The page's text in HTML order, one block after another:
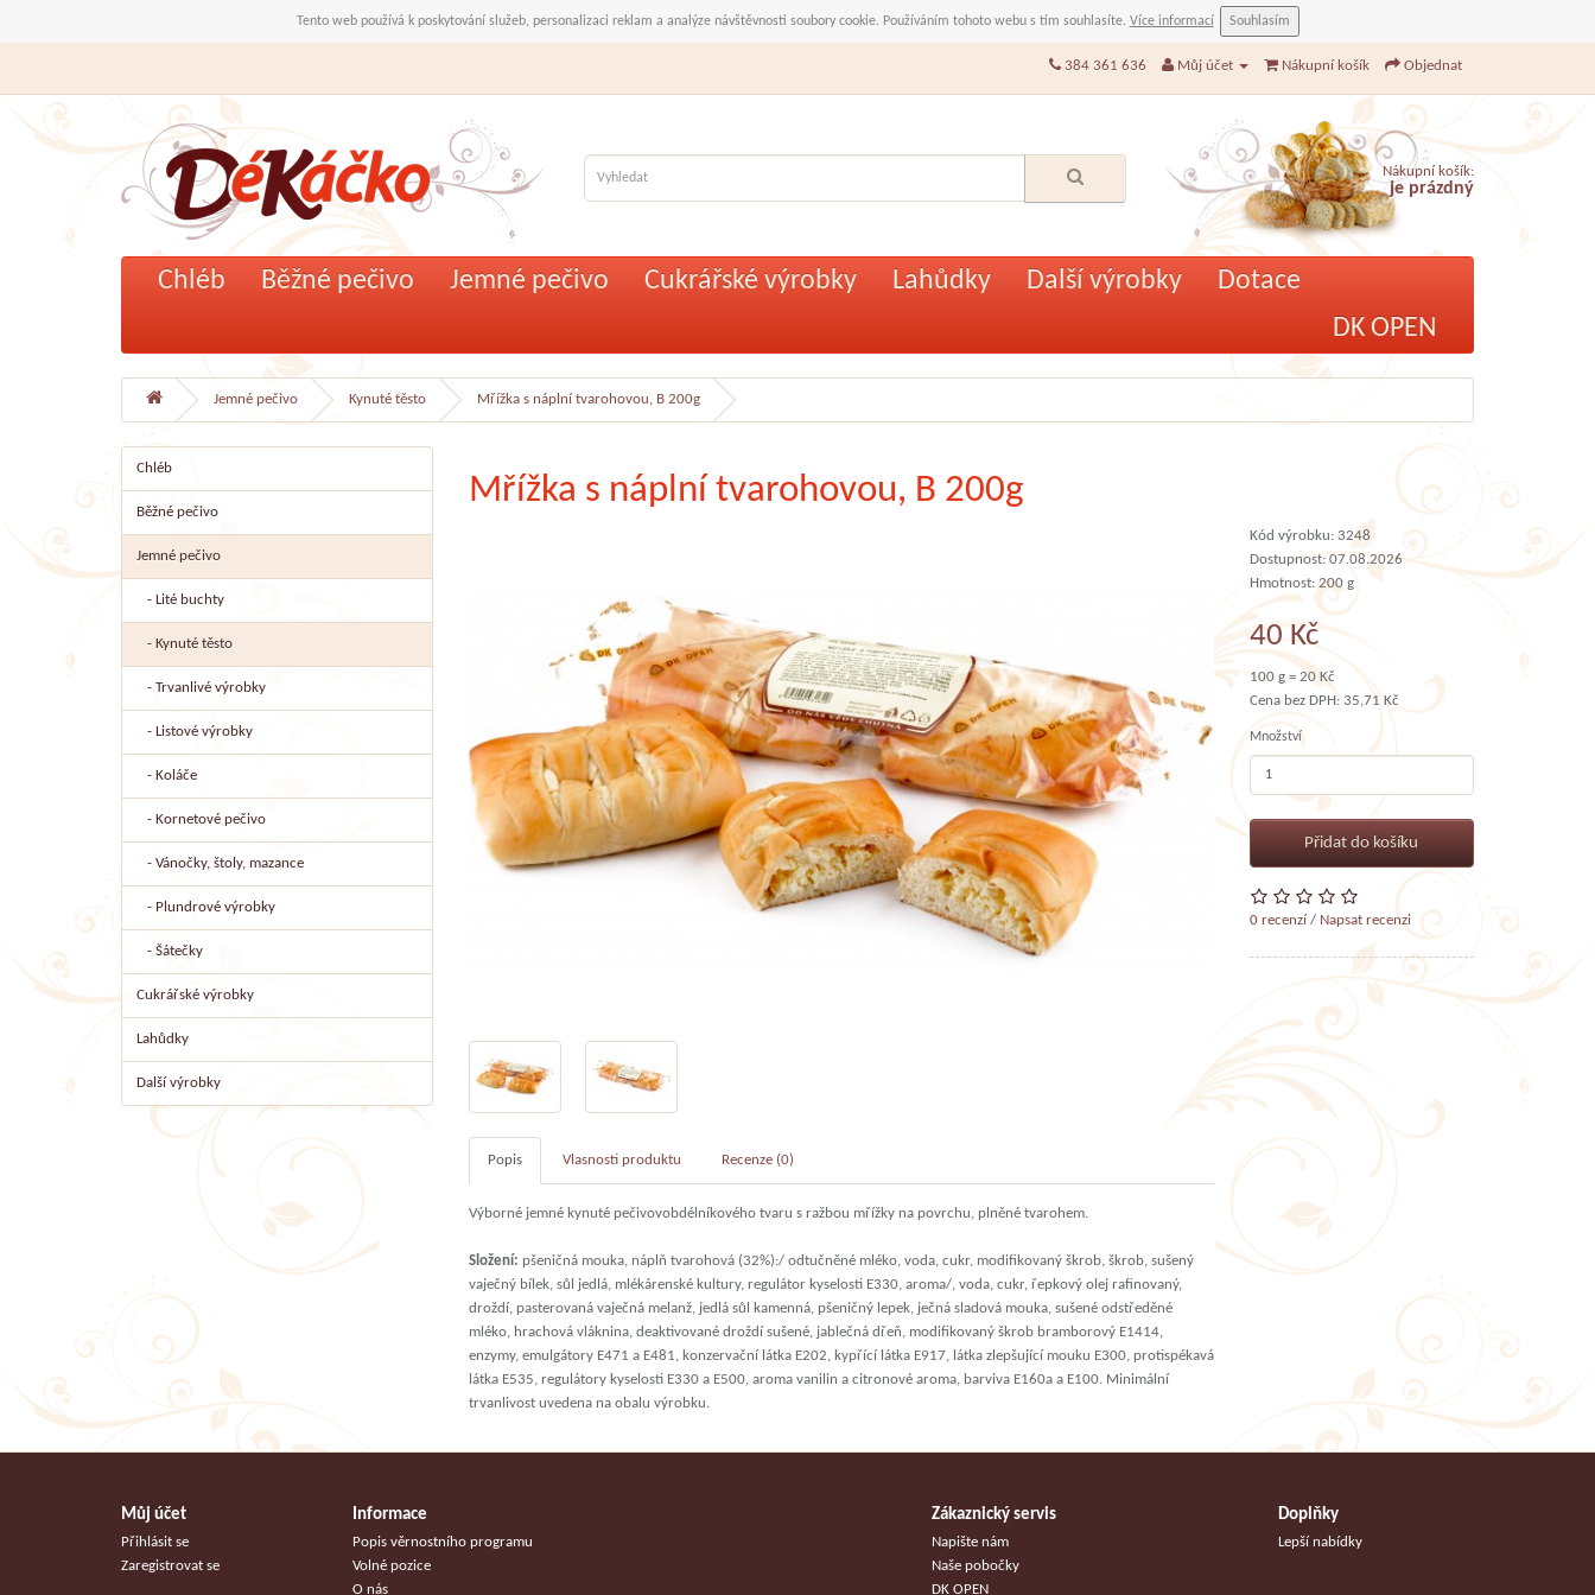
Tento web používá k poskytování služeb, personalizaci reklam a analýze návštěvnosti soubory cookie. Používáním tohoto webu s tím souhlasíte. Více informací Souhlasím
384 361 636 Můj účet Nákupní košík Objednat
Nákupní košík:
je prázdný
Chléb Běžné pečivo Jemné pečivo Cukrářské výrobky Lahůdky Další výrobky
Dotace
DK OPEN
Jemné pečivo Kynuté těsto Mřížka s náplní tvarohovou, B 200g
Chléb
Běžné pečivo
Jemné pečivo
- Lité buchty
- Kynuté těsto
- Trvanlivé výrobky
- Listové výrobky
- Koláče
- Kornetové pečivo
- Vánočky, štoly, mazance
- Plundrové výrobky
- Šátečky
Cukrářské výrobky
Lahůdky
Další výrobky
Mřížka s náplní tvarohovou, B 200g
Popis Vlasnosti produktu Recenze (0)
Výborné jemné kynuté pečivovobdélníkového tvaru s ražbou mřížky na povrchu, plněné tvarohem.
Složení: pšeničná mouka, náplň tvarohová (32%):/ odtučněné mléko, voda, cukr, modifikovaný škrob, škrob, sušený
vaječný bílek, sůl jedlá, mlékárenské kultury, regulátor kyselosti E330, aroma/, voda, cukr, řepkový olej rafinovaný,
droždí, pasterovaná vaječná melanž, jedlá sůl kamenná, pšeničný lepek, ječná sladová mouka, sušené odstředěné
mléko, hrachová vláknina, deaktivované droždí sušené, jablečná dřeň, modifikovaný škrob bramborový E1414,
enzymy, emulgátory E471 a E481, konzervační látka E202, kypřící látka E917, látka zlepšující mouku E300, protispékavá
látka E535, regulátory kyselosti E330 a E500, aroma vanilin a citronové aroma, barviva E160a a E100. Minimální
trvanlivost uvedena na obalu výrobku.
Kód výrobku: 3248
Dostupnost: 07.08.2026
Hmotnost: 200 g
40 Kč
100 g = 20 Kč
Cena bez DPH: 35,71 Kč
Množství
Přidat do košíku
0 recenzí/ Napsat recenzi
Můj účet
Přihlásit se
Zaregistrovat se
Informace
Popis věrnostního programu
Volné pozice
O nás
Zákaznický servis
Napište nám
Naše pobočky
DK OPEN
Doplňky
Lepší nabídky